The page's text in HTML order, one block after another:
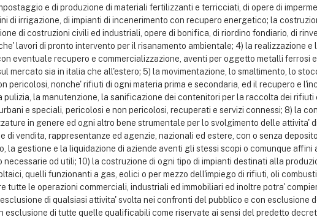
e di produzione di materiali fertilizzanti e terricciati, di opere di
di irrigazione, di impianti di incenerimento con recupero energetico; la
di costruzioni civili ed industriali, opere di bonifica, di riordino fondiario, di
lavori di pronto intervento per il risanamento ambientale; 4) la realizzazione
eventuale recupero e commercializzazione, aventi per oggetto metalli ferrosi
mercato sia in italia che all'estero; 5) la movimentazione, lo smaltimento, lo
pericolosi, nonche' rifiuti di ogni materia prima e secondaria, ed il recupero e
pulizia, la manutenzione, la sanificazione dei contenitori per la raccolta dei
e speciali, pericolosi e non pericolosi, recuperati e servizi connessi; 8) la
in genere ed ogni altro bene strumentale per lo svolgimento delle attivita'
di vendita, rappresentanze ed agenzie, nazionali ed estere, con o senza
la gestione e la liquidazione di aziende aventi gli stessi scopi o comunque
necessarie od utili; 10) la costruzione di ogni tipo di impianti destinati alla
quelli funzionanti a gas, eolici o per mezzo dell'impiego di rifiuti, oli
tutte le operazioni commerciali, industriali ed immobiliari ed inoltre potra'
di qualsiasi attivita' svolta nei confronti del pubblico e con esclusione
esclusione di tutte quelle qualificabili come riservate ai sensi del predetto